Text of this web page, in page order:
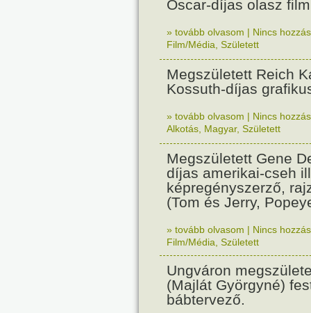
Oscar-díjas olasz
» tovább olvasom | Nincs
Film/Média Született
Megszületett Reich
Kossuth-díjas
» tovább olvasom | Nincs
Alkotás Magyar, Született
Megszületett Gene
díjas amerikai-cseh
képregényszerző,
(Tom és Jerry,
» tovább olvasom | Nincs
Film/Média Született
Ungváron
(Majlát Györgyné)
bábtervező.